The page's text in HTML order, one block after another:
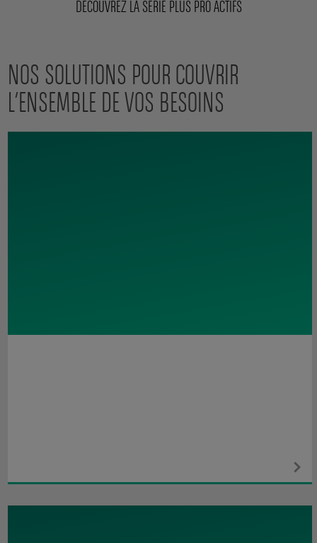
DÉCOUVREZ LA SÉRIE PLUS PRO ACTIFS
NOS SOLUTIONS POUR COUVRIR
L’ENSEMBLE DE VOS BESOINS